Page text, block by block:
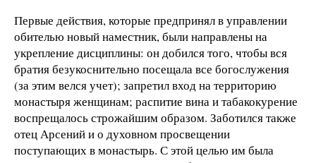
Первые действия, которые предпринял в управлении
обителью новый наместник, были направлены на
укрепление дисциплины: он добился того, чтобы вся
братия безукоснительно посещала все богослужения
(за этим велся учет); запретил вход на территорию
монастыря женщинам; распитие вина и табакокурение
воспрещалось строжайшим образом. Заботился также
отец Арсений и о духовном просвещении
поступающих в монастырь. С этой целью им была